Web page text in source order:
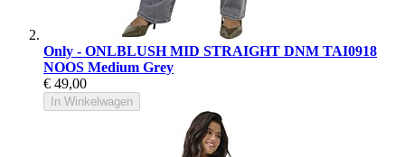
Only - ONLBLUSH MID STRAIGHT DNM TAI0918
NOOS Medium Grey
€ 49,00
In Winkelwagen